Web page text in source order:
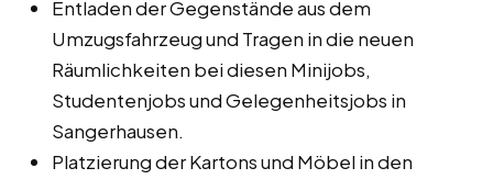
Entladen der Gegenstände aus dem
Umzugsfahrzeug und Tragen in die neuen
Räumlichkeiten bei diesen Minijobs,
Studentenjobs und Gelegenheitsjobs in
Sangerhausen.
Platzierung der Kartons und Möbel in den